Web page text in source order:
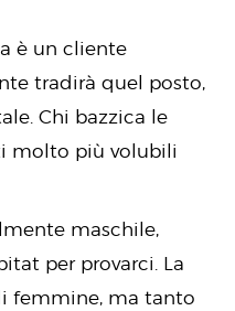
è un cliente
tradirà quel posto,
Chi bazzica le
molto più volubili
maschile,
per provarci. La
femmine, ma tanto